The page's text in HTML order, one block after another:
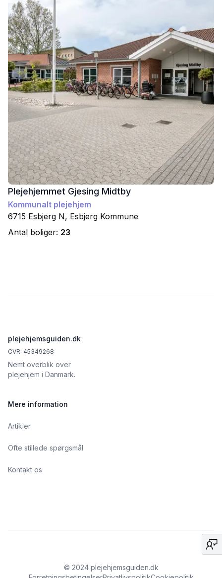
Plejehjemmet Gjesing Midtby
Kommunalt plejehjem
6715 Esbjerg N, Esbjerg Kommune
Antal boliger: 23
plejehjemsguiden.dk
CVR: 45349268
Nemt overblik over
plejehjem i Danmark.
Mere information
Artikler
Ofte stillede spørgsmål
Kontakt os
© 2024 plejehjemsguiden.dk